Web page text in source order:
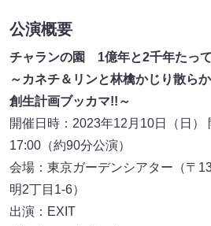
公演概要
チャランの園 1億年と2千年たっ
～カネチ＆リンと林檎かじり散ら
創生計画ブッカマ!!～
開催日時：2023年12月10日（日）
17:00（約90分公演）
会場：東京ガーデンシアター（〒
明2丁目1-6）
出演：EXIT